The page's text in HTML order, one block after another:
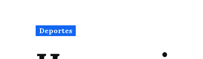
Publicado
en
Deportes